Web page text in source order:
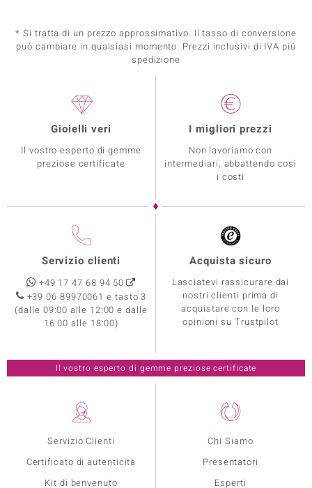
* Si tratta di un prezzo approssimativo. Il tasso di conversione
può cambiare in qualsiasi momento. Prezzi inclusivi di IVA piú
spedizione
Servizio Clienti
Certificato di autenticità
Kit di benvenuto
Chi Siamo
Presentatori
Esperti
Gioielli veri
Il vostro esperto di gemme
preziose certificate
I migliori prezzi
Non lavoriamo con
intermediari, abbattendo così
i costi
Servizio clienti
+49 17 47 68 94 50
+39 06 89970061 e tasto 3
(dalle 09:00 alle 12:00 e dalle
16:00 alle 18:00)
Acquista sicuro
Lasciatevi rassicurare dai
nostri clienti prima di
acquistare con le loro
opinioni su Trustpilot
Il vostro esperto di gemme preziose certificate